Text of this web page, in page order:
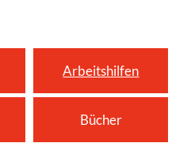
Arbeitshilfen
Bücher